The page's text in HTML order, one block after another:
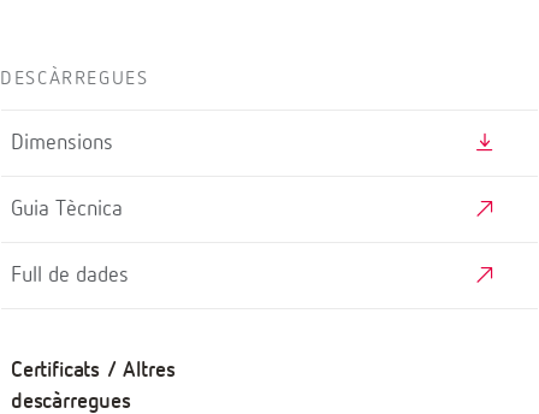
DESCÀRREGUES
Dimensions
Guia Tècnica
Full de dades
Certificats / Altres
descàrregues